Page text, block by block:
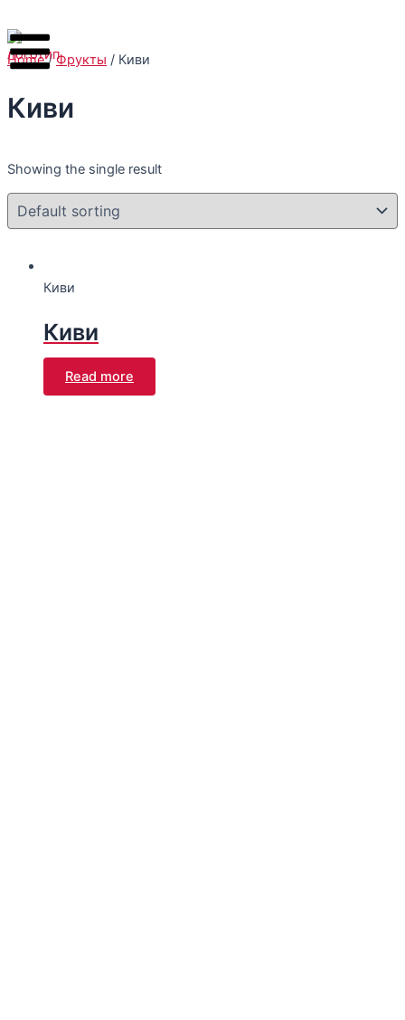
к
содержимому
Home/Фрукты / Киви
Киви
Showing the single result
Киви
Киви
Read more